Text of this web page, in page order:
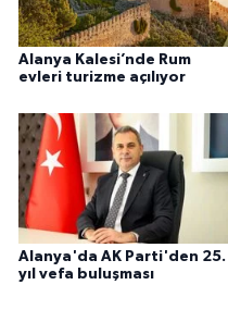
Alanya Kalesi’nde Rum
evleri turizme açılıyor
Alanya'da AK Parti'den 25.
yıl vefa buluşması